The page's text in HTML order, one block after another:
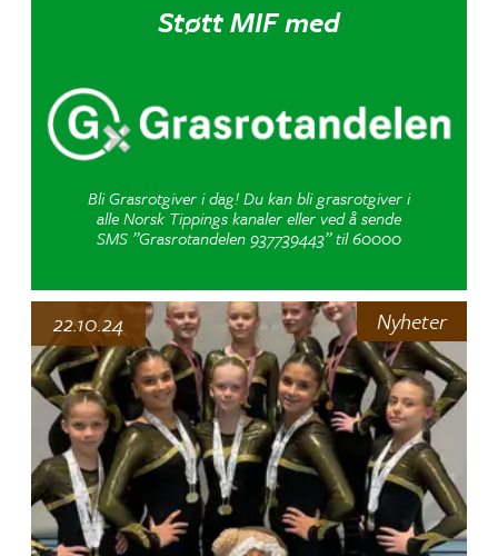
Støtt MIF med
Bli Grasrotgiver i dag! Du kan bli grasrotgiver i
alle Norsk Tippings kanaler eller ved å sende
SMS ”Grasrotandelen 937739443” til 60000
Nyheter
22.10.24